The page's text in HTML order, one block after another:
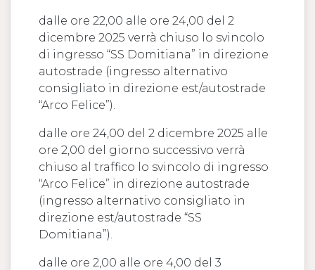
dalle ore 22,00 alle ore 24,00 del 2
dicembre 2025 verrà chiuso lo svincolo
di ingresso “SS Domitiana” in direzione
autostrade (ingresso alternativo
consigliato in direzione est/autostrade
“Arco Felice”).
dalle ore 24,00 del 2 dicembre 2025 alle
ore 2,00 del giorno successivo verrà
chiuso al traffico lo svincolo di ingresso
“Arco Felice” in direzione autostrade
(ingresso alternativo consigliato in
direzione est/autostrade “SS
Domitiana”).
dalle ore 2,00 alle ore 4,00 del 3